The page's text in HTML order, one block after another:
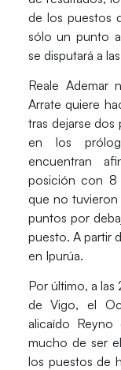
de los puestos
sólo un punto
se disputará a
Reale Ademar
Arrate quiere
tras dejarse
en los
encuentran
posición con 8
que no tuvieron
puntos por
puesto. A partir
en Ipurúa.
Por último, a
de Vigo, el
alicaído
mucho de ser
los puestos de